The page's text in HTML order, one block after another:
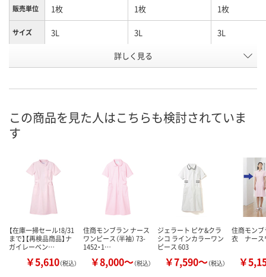
販売単位 1枚 1枚 1枚
サイズ 3L 3L 3L
サックスブルー（水
色）
ピンク
お申込番
在庫 あり 直送品 わずか
数量
カゴへ
メーカー都合により
販売停止中です
カ
詳しく見る
この商品を見た人はこちらも検討されていま
す
【在庫一掃セール！8/31
まで】【再検品商品】ナ
ガイレーベン…
￥5,610（税込）
住商モンブラン ナース
ワンピース（半袖） 73-
1452・1…
￥8,000～（税込）
ジェラート ピケ&クラ
シコ ラインカラーワン
ピース 603
￥7,590～（税込）
住商モン
衣 ナース
￥